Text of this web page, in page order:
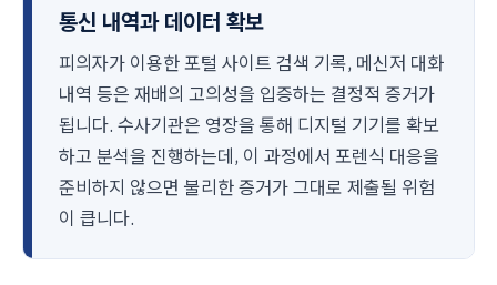
통신 내역과 데이터 확보
피의자가 이용한 포털 사이트 검색 기록, 메신저 대화
내역 등은 재배의 고의성을 입증하는 결정적 증거가
됩니다. 수사기관은 영장을 통해 디지털 기기를 확보
하고 분석을 진행하는데, 이 과정에서 포렌식 대응을
준비하지 않으면 불리한 증거가 그대로 제출될 위험
이 큽니다.